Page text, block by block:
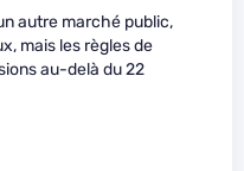
autre marché public,
mais les règles de
au-delà du 22